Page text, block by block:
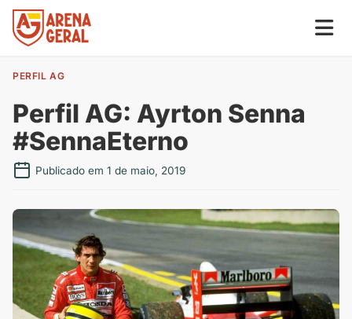
PERFIL AG
Perfil AG: Ayrton Senna
#SennaEterno
Publicado em 1 de maio, 2019